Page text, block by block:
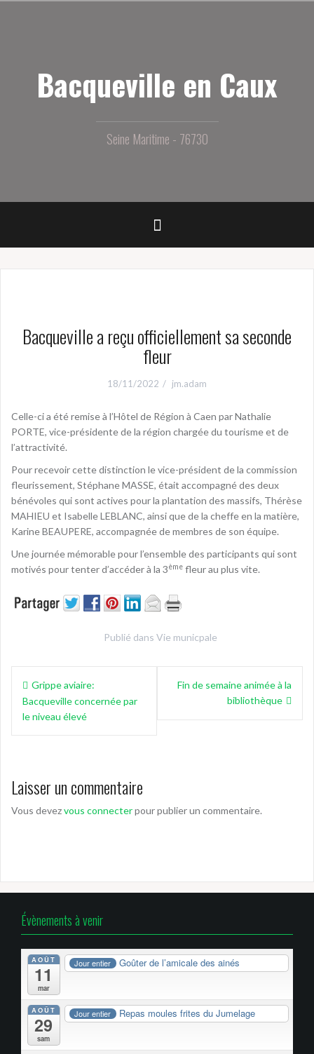
Bacqueville en Caux
Seine Maritime - 76730
Bacqueville a reçu officiellement sa seconde
fleur
18/11/2022 jm.adam
Celle-ci a été remise à l’Hôtel de Région à Caen par Nathalie
PORTE, vice-présidente de la région chargée du tourisme et de
l’attractivité.
Pour recevoir cette distinction le vice-président de la commission
fleurissement, Stéphane MASSE, était accompagné des deux
bénévoles qui sont actives pour la plantation des massifs, Thérèse
MAHIEU et Isabelle LEBLANC, ainsi que de la cheffe en la matière,
Karine BEAUPERE, accompagnée de membres de son équipe.
Une journée mémorable pour l’ensemble des participants qui sont
motivés pour tenter d’accéder à la 3ème fleur au plus vite.
Publié dans Vie municpale
Navigation
de
l’article
Grippe aviaire:
Bacqueville concernée par
le niveau élevé
Fin de semaine animée à la
bibliothèque
Laisser un commentaire
Vous devezvous connecterpour publier un commentaire.
Évènements à venir
AOÛT
11
mar
Jour entier Goûter de l’amicale des ainés
AOÛT
29
sam
Jour entier Repas moules frites du Jumelage